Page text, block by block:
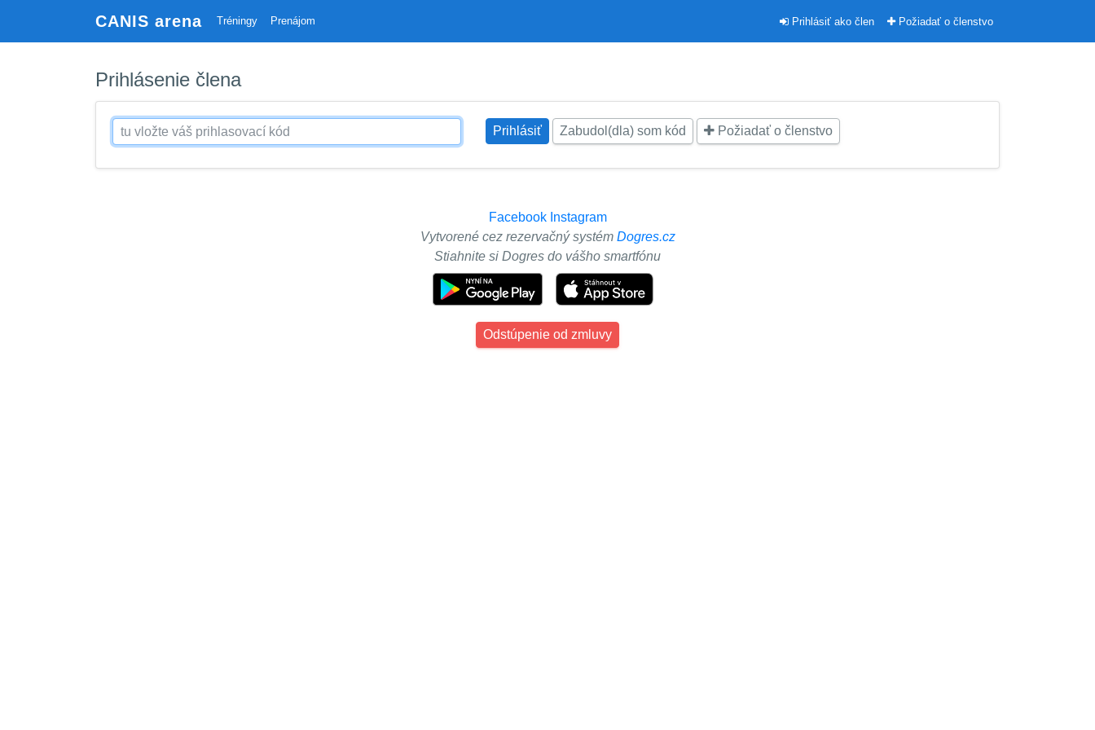
CANIS arena Tréningy Prenájom Prihlásiť ako člen Požiadať o členstvo
Prihlásenie člena
Zabudol(dla) som kód Požiadať o členstvo
Facebook Instagram
Vytvorené cez rezervačný systém Dogres.cz
Stiahnite si Dogres do vášho smartfónu
Odstúpenie od zmluvy